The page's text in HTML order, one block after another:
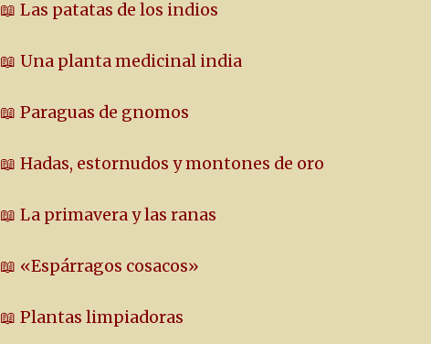
📖 Las patatas de los indios
📖 Una planta medicinal india
📖 Paraguas de gnomos
📖 Hadas, estornudos y montones de oro
📖 La primavera y las ranas
📖 «Espárragos cosacos»
📖 Plantas limpiadoras